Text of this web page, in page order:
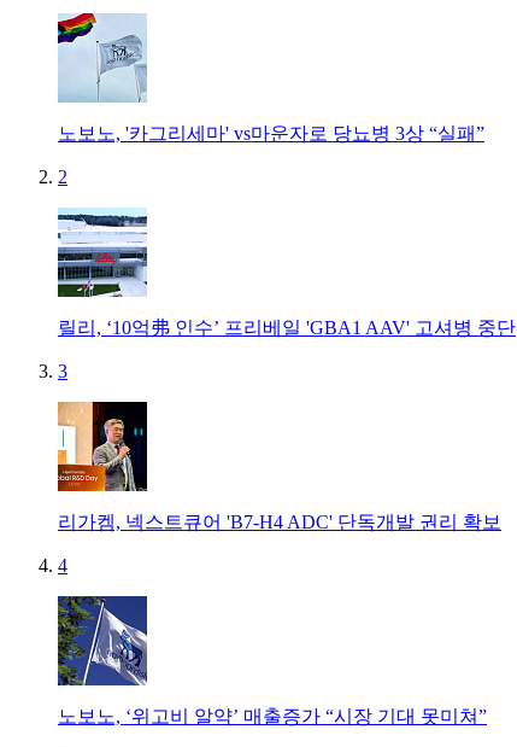
노보노, '카그리세마' vs마운자로 당뇨병 3상 “실패”
2
릴리, ‘10억弗 인수’ 프리베일 'GBA1 AAV' 고셔병 중단
3
리가켐, 넥스트큐어 'B7-H4 ADC' 단독개발 권리 확보
4
노보노, ‘위고비 알약’ 매출증가 “시장 기대 못미쳐”